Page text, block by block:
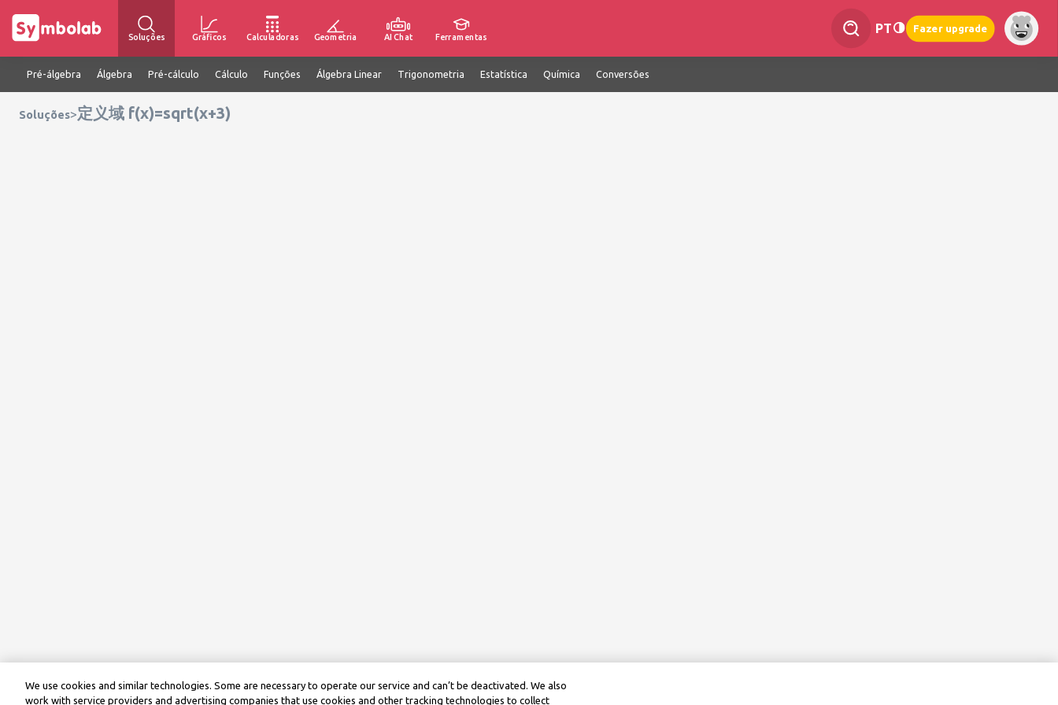
Soluções Gráficos Calculadoras Geometria AI Chat Ferramentas
PT Fazer upgrade
Pré-álgebra Álgebra Pré-cálculo Cálculo Funções Álgebra Linear Trigonometria Estatística Química Conversões
Soluções>定义域 f(x)=sqrt(x+3)
We use cookies and similar technologies. Some are necessary to operate our service and can’t be deactivated. We also
work with service providers and advertising companies that use cookies and other tracking technologies to collect